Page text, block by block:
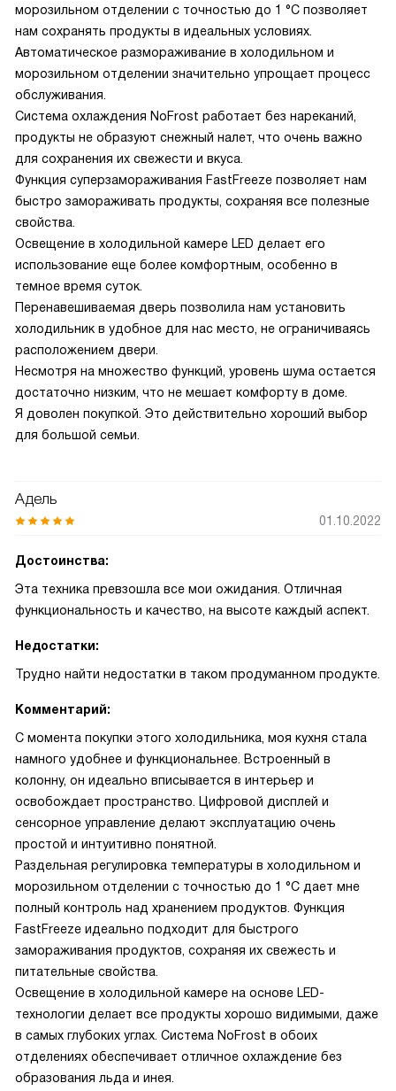
морозильном отделении с точностью до 1 °С позволяет
нам сохранять продукты в идеальных условиях.
Автоматическое размораживание в холодильном и
морозильном отделении значительно упрощает процесс
обслуживания.
Система охлаждения NoFrost работает без нареканий,
продукты не образуют снежный налет, что очень важно
для сохранения их свежести и вкуса.
Функция суперзамораживания FastFreeze позволяет нам
быстро замораживать продукты, сохраняя все полезные
свойства.
Освещение в холодильной камере LED делает его
использование еще более комфортным, особенно в
темное время суток.
Перенавешиваемая дверь позволила нам установить
холодильник в удобное для нас место, не ограничиваясь
расположением двери.
Несмотря на множество функций, уровень шума остается
достаточно низким, что не мешает комфорту в доме.
Я доволен покупкой. Это действительно хороший выбор
для большой семьи.
Адель
01.10.2022
Достоинства:
Эта техника превзошла все мои ожидания. Отличная
функциональность и качество, на высоте каждый аспект.
Недостатки:
Трудно найти недостатки в таком продуманном продукте.
Комментарий:
С момента покупки этого холодильника, моя кухня стала
намного удобнее и функциональнее. Встроенный в
колонну, он идеально вписывается в интерьер и
освобождает пространство. Цифровой дисплей и
сенсорное управление делают эксплуатацию очень
простой и интуитивно понятной.
Раздельная регулировка температуры в холодильном и
морозильном отделении с точностью до 1 °С дает мне
полный контроль над хранением продуктов. Функция
FastFreeze идеально подходит для быстрого
замораживания продуктов, сохраняя их свежесть и
питательные свойства.
Освещение в холодильной камере на основе LED-
технологии делает все продукты хорошо видимыми, даже
в самых глубоких углах. Система NoFrost в обоих
отделениях обеспечивает отличное охлаждение без
образования льда и инея.